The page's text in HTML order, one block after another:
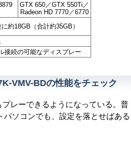
GTX 650／GTX 550Ti／
Radeon HD 7770／6770
約18GB（合計約35GB）
接続の可能なディスプレー
VMV-BDの性能をチェック
レーできるようになっている。普
ソコンでも、設定を落とせばある